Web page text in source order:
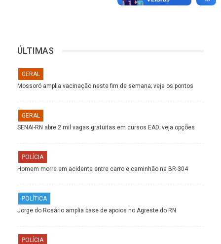
ÚLTIMAS
GERAL
Mossoró amplia vacinação neste fim de semana; veja os pontos
GERAL
SENAI-RN abre 2 mil vagas gratuitas em cursos EAD; veja opções
POLÍCIA
Homem morre em acidente entre carro e caminhão na BR-304
POLÍTICA
Jorge do Rosário amplia base de apoios no Agreste do RN
POLÍCIA